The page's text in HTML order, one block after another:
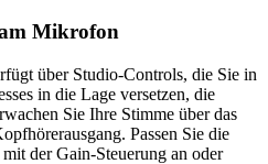
Mikrofon
über Studio-Controls, die Sie in
in die Lage versetzen, die
Sie Ihre Stimme über das
Passen Sie die
der Gain-Steuerung an oder